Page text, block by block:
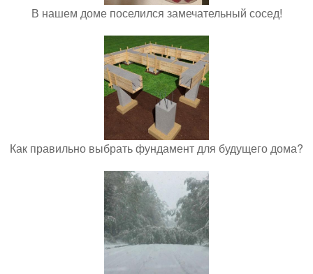
В нашем доме поселился замечательный сосед!
Как правильно выбрать фундамент для будущего дома?